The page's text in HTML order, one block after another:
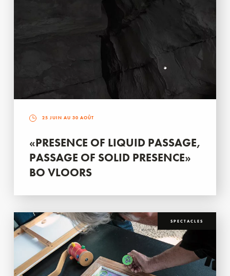
25 JUIN AU 30 AOÛT
«PRESENCE OF LIQUID PASSAGE,
PASSAGE OF SOLID PRESENCE»
BO VLOORS
SPECTACLES